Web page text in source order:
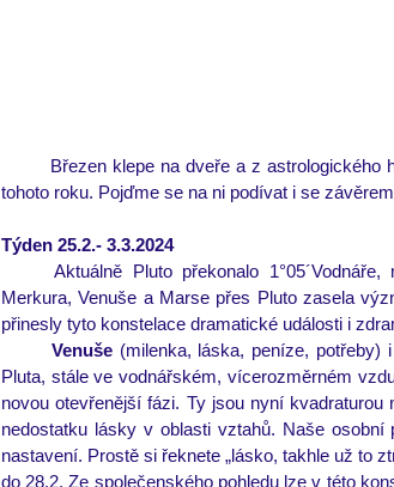
Březen klepe na dveře a z
tohoto roku. Pojďme se na ni podívat i se
Týden 25.2.- 3.3.2024
Aktuálně Pluto překonalo
Merkura, Venuše a Marse přes Pluto zasela
přinesly tyto konstelace dramatické události i
Venuše (milenka, láska, peníze, potřeby) i
Pluta, stále ve vodnářském, vícerozměrném
novou otevřenější fázi. Ty jsou nyní
nedostatku lásky v oblasti vztahů. Naše
nastavení. Prostě si řeknete „lásko, takhle už to
do 28.2. Ze společenského pohledu lze v této